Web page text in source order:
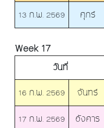
13 ก.พ. 2569
ศุกร์
Week 17
วันที่
16 ก.พ. 2569
จันทร์
17 ก.พ. 2569
อังคาร